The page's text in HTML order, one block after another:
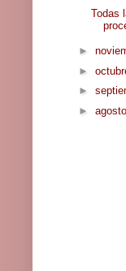
Todas
►
►
►
► agosto